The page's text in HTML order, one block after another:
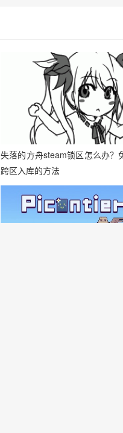
失落的方舟steam锁区怎么办？
跨区入库的方法